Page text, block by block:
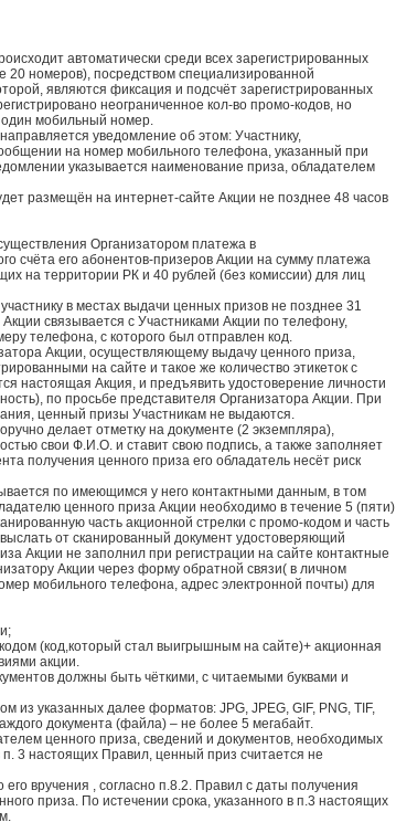
автоматически среди всех зарегистрированных
20 номеров), посредством специализированной
являются фиксация и подсчёт зарегистрированных
неограниченное кол-во промо-кодов, но
мобильный номер.
уведомление об этом: Участнику,
на номер мобильного телефона, указанный при
указывается наименование приза, обладателем
размещён на интернет-сайте Акции не позднее 48 часов
Организатором платежа в
счёта его абонентов-призеров Акции на сумму платежа
на территории РК и 40 рублей (без комиссии) для лиц
в местах выдачи ценных призов не позднее 31
связывается с Участниками Акции по телефону,
телефона, с которого был отправлен код.
Акции, осуществляющему выдачу ценного приза,
на сайте и такое же количество этикеток с
настоящая Акция, и предъявить удостоверение личности
по просьбе представителя Организатора Акции. При
ценный призы Участникам не выдаются.
делает отметку на документе (2 экземпляра),
свои Ф.И.О. и ставит свою подпись, а также заполняет
получения ценного приза его обладатель несёт риск
по имеющимся у него контактными данным, в том
ценного приза Акции необходимо в течение 5 (пяти)
часть акционной стрелки с промо-кодом и часть
от сканированный документ удостоверяющий
Акции не заполнил при регистрации на сайте контактные
Акции через форму обратной связи( в личном
мобильного телефона, адрес электронной почты) для
(код,который стал выигрышным на сайте)+ акционная
акции.
должны быть чёткими, с читаемыми буквами и
из указанных далее форматов: JPG, JPEG, GIF, PNG, TIF,
документа (файла) – не более 5 мегабайт.
ценного приза, сведений и документов, необходимых
3 настоящих Правил, ценный приз считается не
вручения , согласно п.8.2. Правил с даты получения
приза. По истечении срока, указанного в п.3 настоящих